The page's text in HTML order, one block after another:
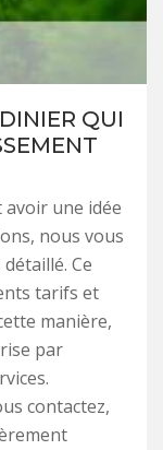
QUI
une idée
nous vous
Ce
tarifs et
manière,
par
contactez,